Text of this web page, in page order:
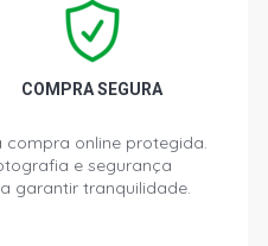
COMPRA SEGURA
compra online protegida.
e segurança
garantir tranquilidade.